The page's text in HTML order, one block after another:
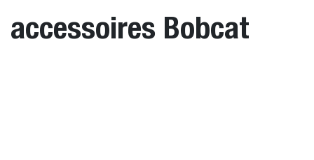
accessoires Bobcat